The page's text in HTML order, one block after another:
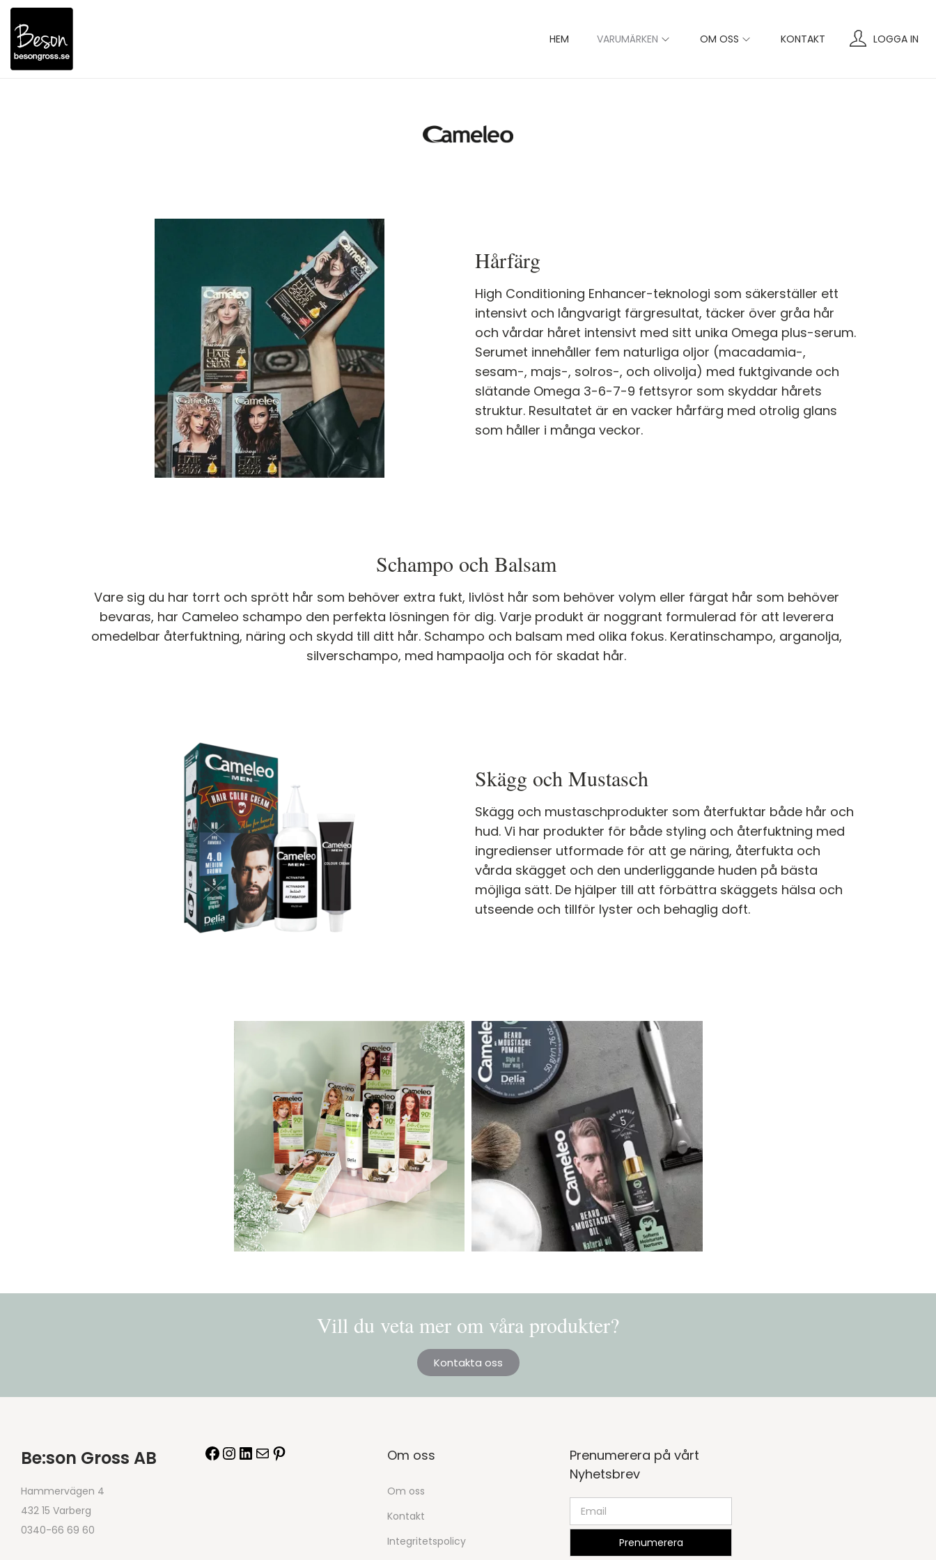
HEM VARUMÄRKEN OM OSS KONTAKT LOGGA IN
Hårfärg
High Conditioning Enhancer-teknologi som säkerställer ett
intensivt och långvarigt färgresultat, täcker över gråa hår
och vårdar håret intensivt med sitt unika Omega plus-serum.
Serumet innehåller fem naturliga oljor (macadamia-,
sesam-, majs-, solros-, och olivolja) med fuktgivande och
slätande Omega 3-6-7-9 fettsyror som skyddar hårets
struktur. Resultatet är en vacker hårfärg med otrolig glans
som håller i många veckor.
Schampo och Balsam
Vare sig du har torrt och sprött hår som behöver extra fukt, livlöst hår som behöver volym eller färgat hår som behöver
bevaras, har Cameleo schampo den perfekta lösningen för dig. Varje produkt är noggrant formulerad för att leverera
omedelbar återfuktning, näring och skydd till ditt hår. Schampo och balsam med olika fokus. Keratinschampo, arganolja,
silverschampo, med hampaolja och för skadat hår.
Skägg och Mustasch
Skägg och mustaschprodukter som återfuktar både hår och
hud. Vi har produkter för både styling och återfuktning med
ingredienser utformade för att ge näring, återfukta och
vårda skägget och den underliggande huden på bästa
möjliga sätt. De hjälper till att förbättra skäggets hälsa och
utseende och tillför lyster och behaglig doft.
Vill du veta mer om våra produkter?
Kontakta oss
Be:son Gross AB
Hammervägen 4
432 15 Varberg
0340-66 69 60
Om oss
Om oss
Kontakt
Integritetspolicy
Prenumerera på vårt
Nyhetsbrev